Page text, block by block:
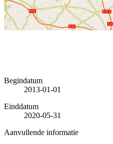
Begindatum
2013-01-01
Einddatum
2020-05-31
Aanvullende informatie